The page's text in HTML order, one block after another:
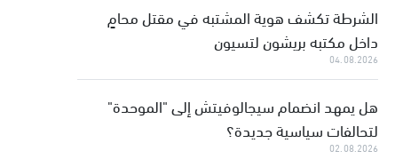
الشرطة تكشف هوية المشتبه في مقتل محامٍ
داخل مكتبه بريشون لتسيون
04.08.2026
هل يمهد انضمام سيجالوفيتش إلى "الموحدة"
لتحالفات سياسية جديدة؟
02.08.2026